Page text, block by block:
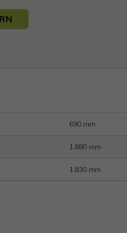
690 mm
1.880 mm
1.830 mm